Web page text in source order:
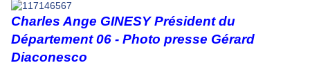
Charles Ange GINESY Président du
Département 06 - Photo presse Gérard
Diaconesco